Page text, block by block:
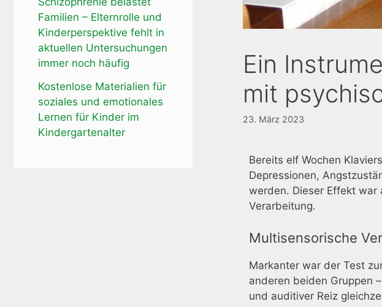
Ein
mit
23. März 2023
Bereits elf Wochen
Depressionen,
werden. Dieser Effekt
Verarbeitung.
Multisensorische
Markanter war der Test
anderen beiden Gruppen
und auditiver Reiz
Familien – Elternrolle und
Kinderperspektive fehlt in
aktuellen Untersuchungen
immer noch häufig
Kostenlose Materialien für
soziales und emotionales
Lernen für Kinder im
Kindergartenalter